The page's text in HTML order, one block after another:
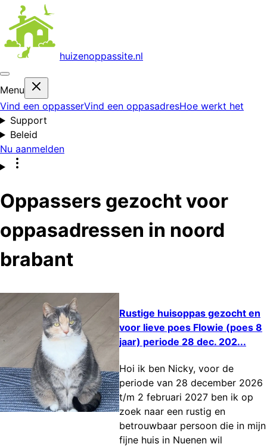
huizenoppassite.nl
Menu
Vind een oppasserVind een oppasadresHoe werkt het
Support
Beleid
Nu aanmelden
Oppassers gezocht voor
oppasadressen in noord
brabant
Rustige huisoppas gezocht en
voor lieve poes Flowie (poes 8
jaar) periode 28 dec. 202...
Hoi ik ben Nicky, voor de
periode van 28 december 2026
t/m 2 februari 2027 ben ik op
zoek naar een rustig en
betrouwbaar persoon die in mijn
fijne huis in Nuenen wil